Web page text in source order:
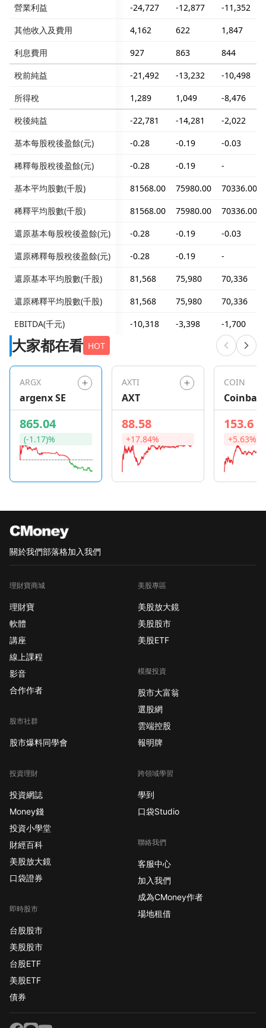
營業利益
-24,727 -12,877
-11,352
其他收入及費用
4,162 622
1,847
利息費用
927 863
844
稅前純益
-21,492 -13,232
-10,498
所得稅
1,289 1,049
-8,476
稅後純益
-22,781 -14,281
-2,022
基本每股稅後盈餘(元)
-0.28 -0.19
-0.03
稀釋每股稅後盈餘(元)
-0.28 -0.19
-
基本平均股數(千股)
81568.00 75980.00
70336.00
稀釋平均股數(千股)
81568.00 75980.00
70336.00
還原基本每股稅後盈餘(元)
-0.28 -0.19
-0.03
還原稀釋每股稅後盈餘(元)
-0.28 -0.19
-
還原基本平均股數(千股)
81,568 75,980
70,336
還原稀釋平均股數(千股)
81,568 75,980
70,336
EBITDA(千元)
-10,318 -3,398 -1,700
大家都在看 HOT
ARGX
argenx SE
865.04
(-1.17)%
AXTI
AXT
88.58
+17.84%
COIN
Global
153.6
+5.63%
關於我們部落格加入我們
理財寶商城
理財寶
軟體
講座
線上課程
影音
合作作者
股市社群
股市爆料同學會
投資理財
投資網誌
Money錢
投資小學堂
財經百科
美股放大鏡
口袋證券
即時股市
台股股市
美股股市
台股ETF
美股ETF
債券
美股專區
美股放大鏡
美股股市
美股ETF
模擬投資
股市大富翁
選股網
雲端控股
報明牌
跨領域學習
學到
口袋Studio
聯絡我們
客服中心
加入我們
成為CMoney作者
場地租借